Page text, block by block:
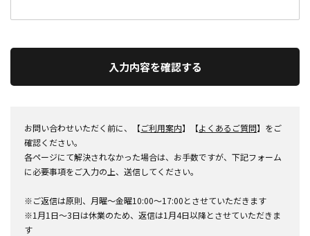
入力内容を確認する
お問い合わせいただく前に、【ご利用案内】【よくあるご質問】をご
確認ください。
各ページにて解決されなかった場合は、お手数ですが、下記フォーム
に必要事項をご入力の上、送信してください。
※ご返信は原則、月曜～金曜10:00～17:00とさせていただきます
※1月1日～3日は休業のため、返信は1月4日以降とさせていただきま
す